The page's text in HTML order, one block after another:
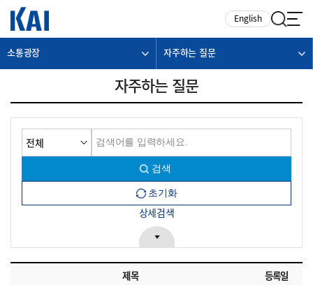
English
소통광장 자주하는 질문
자주하는 질문
상세검색
제목 등록일